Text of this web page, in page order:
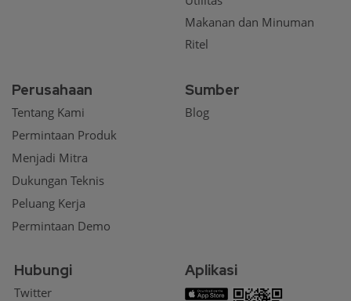
Makanan dan Minuman
Ritel
Perusahaan
Tentang Kami
Permintaan Produk
Menjadi Mitra
Dukungan Teknis
Peluang Kerja
Permintaan Demo
Sumber
Blog
Hubungi
Twitter
Aplikasi